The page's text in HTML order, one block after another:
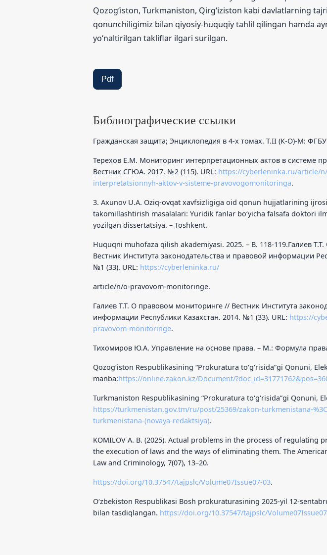
Qozog‘iston, Turkmaniston, Qirg‘iziston kabi davlatlarning
qonunchiligimiz bilan qiyosiy-huquqiy tahlil qilingan hamda
yo‘naltirilgan takliflar ilgari surilgan.
Pdf
Библиографические ссылки
Гражданская защита; Энциклопедия в 4-х томах. Т.II (К-О)-М:
Терехов Е.М. Мониторинг интерпретационных актов в системе
Вестник СГЮА. 2017. №2 (115). URL: https://cyberleninka.ru/article/
interpretatsionnyh-aktov-v-sisteme-pravovogomonitoringa.
3. Axunov U.A. Oziq-ovqat xavfsizligiga oid qonun hujjatlarining
takomillashtirish masalalari: Yuridik fanlar bo‘yicha falsafa doktori
yozilgan dissertatsiya. – Toshkent.
Huquqni muhofaza qilish akademiyasi. 2025. – B. 118-119.Галиев
Вестник Института законодательства и правовой информации
№1 (33). URL: https://cyberleninka.ru/
article/n/o-pravovom-monitoringe.
Галиев Т.Т. О правовом мониторинге // Вестник Института
информации Республики Казахстан. 2014. №1 (33). URL: https://
pravovom-monitoringe.
Тихомиров Ю.А. Управление на основе права. – М.: Формула
Qozog‘iston Respublikasining “Prokuratura to‘g‘risida”gi Qonuni,
manba:https://online.zakon.kz/Document/
Turkmaniston Respublikasining “Prokuratura to‘g‘risida”gi Qonuni,
https://turkmenistan.gov.tm/ru/post/25369/zakon-turkmenistana-
turkmenistana-(novaya-redaktsiya).
KOMILOV A. B. (2025). Actual problems in the process of regulating
the execution of laws and the ways of eliminating them. The
Law and Criminology, 7(07), 13–20.
https://doi.org/10.37547/tajpslc/Volume07Issue07-03.
O‘zbekiston Respublikasi Bosh prokuraturasining 2025-yil 12-
bilan tasdiqlangan. https://doi.org/10.37547/tajpslc/